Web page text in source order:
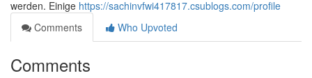
werden. Einige https://sachinvfwi417817.csublogs.com/profile
Comments
Who Upvoted
Comments